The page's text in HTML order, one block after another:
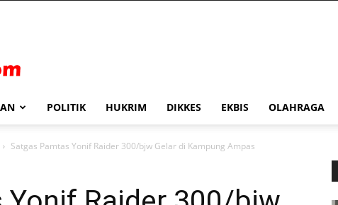
POLITIK HUKRIM DIKKES EKBIS OLAHRAGA
Satgas Pamtas Yonif Raider 300/bjw Gelar di Kampung Ampas